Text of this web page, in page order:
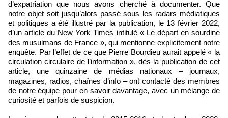
d’expatriation que nous avons cherché à documenter. Que
notre objet soit jusqu’alors passé sous les radars médiatiques
et politiques a été illustré par la publication, le 13 février 2022,
d’un article du New York Times intitulé « Le départ en sourdine
des musulmans de France », qui mentionne explicitement notre
enquête. Par l’effet de ce que Pierre Bourdieu aurait appelé « la
circulation circulaire de l’information », dès la publication de cet
article, une quinzaine de médias nationaux – journaux,
magazines, radios, chaînes d’info – ont contacté des membres
de notre équipe pour en savoir davantage, avec un mélange de
curiosité et parfois de suspicion.